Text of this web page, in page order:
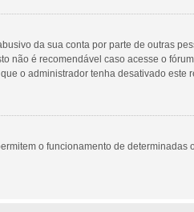
da sua conta por parte de outras
não é recomendável caso acesse o
o administrador tenha desativado este
o funcionamento de determinadas